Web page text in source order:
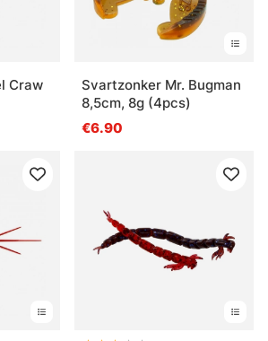
Craw
Svartzonker Mr. Bugman
8,5cm, 8g (4pcs)
€6.90